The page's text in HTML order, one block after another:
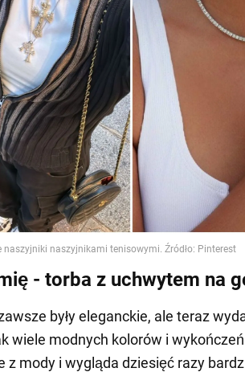
- torba z uchwytem na
były eleganckie, ale teraz
wiele modnych kolorów i
z mody i wygląda dziesięć razy